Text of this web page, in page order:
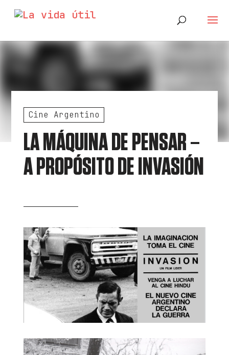
Cine Argentino
LA MÁQUINA DE PENSAR –
A PROPÓSITO DE INVASIÓN